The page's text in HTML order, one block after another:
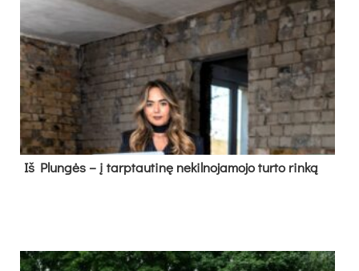
Iš Plungės – į tarptautinę nekilnojamojo turto rinką